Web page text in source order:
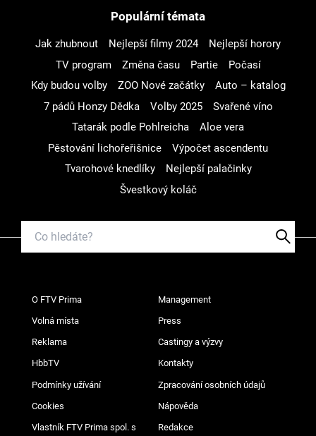
Populární témata
Jak zhubnout Nejlepší filmy 2024
Nejlepší horory
TV program
Změna času Partie
Počasí
Kdy budou volby
ZOO Nové začátky
Auto – katalog
7 pádů Honzy Dědka
Volby 2025
Svařené víno
Tatarák podle Pohlreicha
Aloe vera
Pěstování lichořeřišnice
Výpočet ascendentu
Tvarohové knedlíky
Nejlepší palačinky
Švestkový koláč
O FTV Prima Management
Volná místa Press
Reklama Castingy a výzvy
HbbTV Kontakty
Podmínky užívání Zpracování osobních údajů
Cookies Nápověda
Vlastník FTV Prima spol. s
Redakce